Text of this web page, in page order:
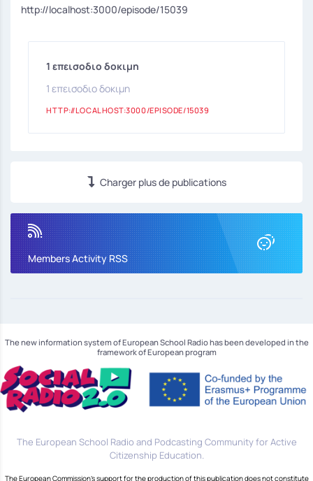
http://localhost:3000/episode/15039
1 επεισοδιο δοκιμη
1 επεισοδιο δοκιμη
HTTP://LOCALHOST:3000/EPISODE/15039
Charger plus de publications
Members Activity RSS
The new information system of European School Radio has been developed in the
framework of European program
The European School Radio and Podcasting Community for Active
Citizenship Education.
The European Commission's support for the production of this publication does not constitute